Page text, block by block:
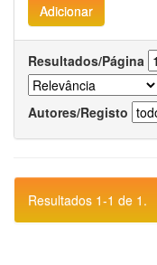
Resultados/Página
Autores/Registo
Resultados 1-1 de 1.